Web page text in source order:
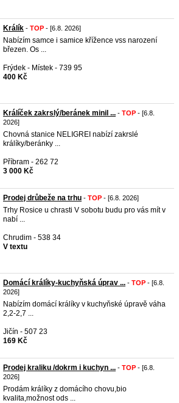
Králík - TOP - [6.8. 2026]
Nabízím samce i samice křížence vss narození
březen. Os ...
Frýdek - Místek - 739 95
400 Kč
Králíček zakrslý/beránek minil ... - TOP - [6.8.
2026]
Chovná stanice NELIGREI nabízí zakrslé
králíky/beránky ...
Příbram - 262 72
3 000 Kč
Prodej drůbeže na trhu - TOP - [6.8. 2026]
Trhy Rosice u chrasti V sobotu budu pro vás mít v
nabí ...
Chrudim - 538 34
V textu
Domácí králíky-kuchyňská úprav ... - TOP - [6.8.
2026]
Nabízím domácí králíky v kuchyňské úpravě váha
2,2-2,7 ...
Jičín - 507 23
169 Kč
Prodej kraliku /dokrm i kuchyn ... - TOP - [6.8.
2026]
Prodám králíky z domácího chovu,bio
kvalita,možnost ods ...